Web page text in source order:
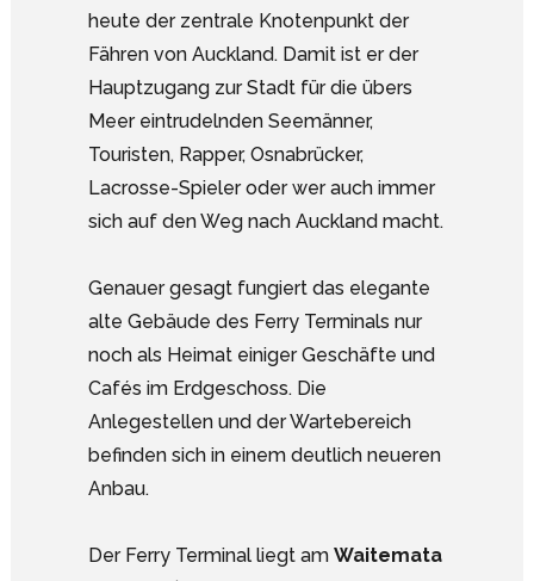
heute der zentrale Knotenpunkt der
Fähren von Auckland. Damit ist er der
Hauptzugang zur Stadt für die übers
Meer eintrudelnden Seemänner,
Touristen, Rapper, Osnabrücker,
Lacrosse-Spieler oder wer auch immer
sich auf den Weg nach Auckland macht.
Genauer gesagt fungiert das elegante
alte Gebäude des Ferry Terminals nur
noch als Heimat einiger Geschäfte und
Cafés im Erdgeschoss. Die
Anlegestellen und der Wartebereich
befinden sich in einem deutlich neueren
Anbau.
Der Ferry Terminal liegt am Waitemata